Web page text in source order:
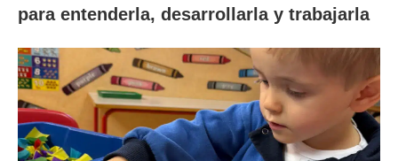
para entenderla, desarrollarla y trabajarla